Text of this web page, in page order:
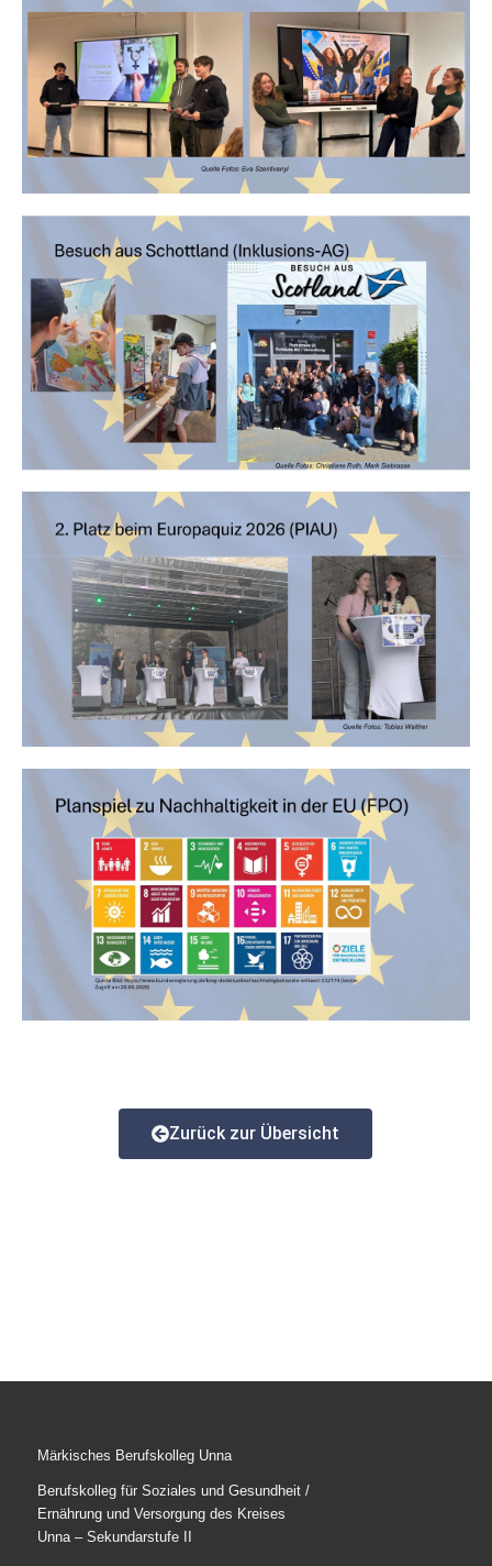
Zurück zur Übersicht
Märkisches Berufskolleg Unna
Berufskolleg für Soziales und Gesundheit /
Ernährung und Versorgung des Kreises
Unna – Sekundarstufe II